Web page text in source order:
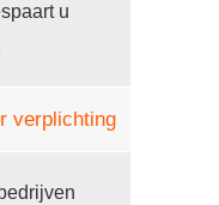
u
verplichting